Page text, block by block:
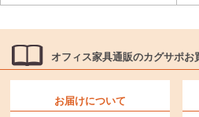
オフィス家具通販のカグサポお
お届けについて